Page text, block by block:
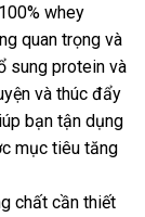
whey
quan trọng và
sung protein và
và thúc đẩy
bạn tận dụng
mục tiêu tăng
chất cần thiết